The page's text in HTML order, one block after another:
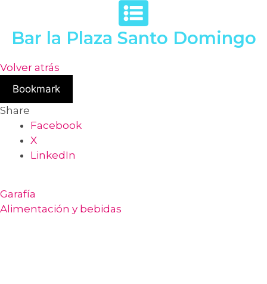
Bar la Plaza Santo Domingo
Volver atrás
Bookmark
Share
Facebook
X
LinkedIn
Garafía
Alimentación y bebidas